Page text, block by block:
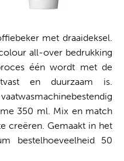
met draaideksel.
all-over bedrukking
één wordt met de
en duurzaam is.
350 ml. Mix en match
creëren. Gemaakt in het
bestelhoeveelheid 50